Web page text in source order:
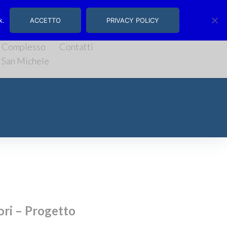
Complesso
San Michele
Contatti
– Progetto
ACCETTO PRIVACY POLICY